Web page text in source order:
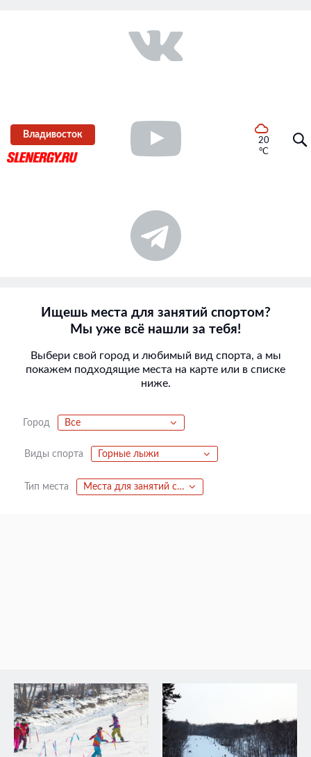
Владивосток
20
°C
Ищешь места для занятий спортом?
Мы уже всё нашли за тебя!
Выбери свой город и любимый вид спорта, а мы
покажем подходящие места на карте или в списке
ниже.
Город Все
Виды спорта Горные лыжи
Тип места Места для занятий спортом